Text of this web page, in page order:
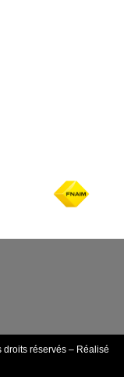
droits réservés – Réalisé